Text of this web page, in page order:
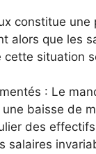
constitue
alors que les
situation
: Le
baisse de
des effectifs
salaires